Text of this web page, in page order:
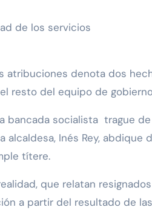
de los servicios
atribuciones denota dos
resto del equipo de
bancada socialista trague
alcaldesa, Inés Rey,
títere.
que relatan
a partir del resultado de